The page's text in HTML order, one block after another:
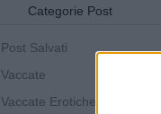
Categorie Post
Post Salvati
Vaccate
Vaccate Erotiche